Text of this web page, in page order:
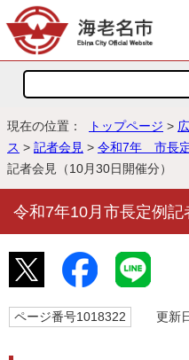
現在の位置： トップページ >
ス > 記者会見 > 令和7年 市長
記者会見（10月30日開催分）
令和7年10月市長定例記
ページ番号1018322 更新日